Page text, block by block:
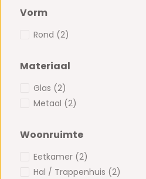
Vorm
Rond (2)
Materiaal
Glas (2)
Metaal (2)
Woonruimte
Eetkamer (2)
Hal / Trappenhuis (2)